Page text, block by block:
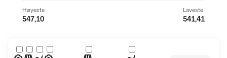
Høyeste
547,10
Laveste
541,41